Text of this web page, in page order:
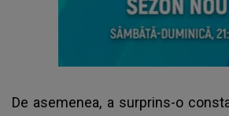
De asemenea, a surprins-o